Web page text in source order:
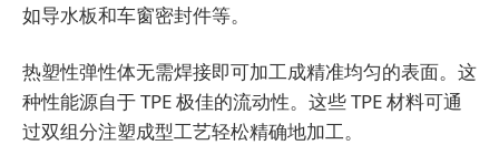
如导水板和车窗密封件等。
热塑性弹性体无需焊接即可加工成精准均匀的表面。这
种性能源自于 TPE 极佳的流动性。这些 TPE 材料可通
过双组分注塑成型工艺轻松精确地加工。